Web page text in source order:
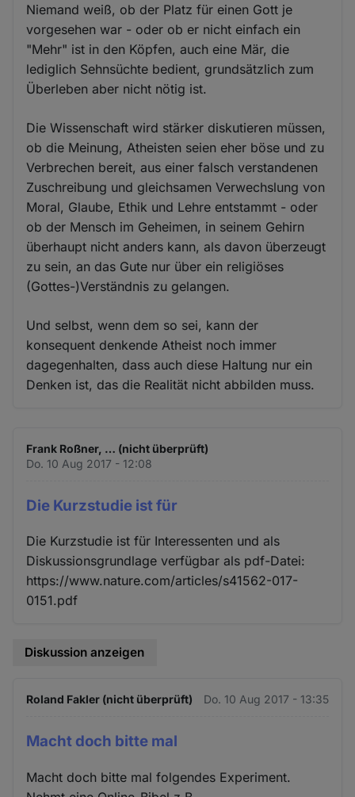
Niemand weiß, ob der Platz für einen Gott je
vorgesehen war - oder ob er nicht einfach ein
"Mehr" ist in den Köpfen, auch eine Mär, die
lediglich Sehnsüchte bedient, grundsätzlich zum
Überleben aber nicht nötig ist.
Die Wissenschaft wird stärker diskutieren müssen,
ob die Meinung, Atheisten seien eher böse und zu
Verbrechen bereit, aus einer falsch verstandenen
Zuschreibung und gleichsamen Verwechslung von
Moral, Glaube, Ethik und Lehre entstammt - oder
ob der Mensch im Geheimen, in seinem Gehirn
überhaupt nicht anders kann, als davon überzeugt
zu sein, an das Gute nur über ein religiöses
(Gottes-)Verständnis zu gelangen.
Und selbst, wenn dem so sei, kann der
konsequent denkende Atheist noch immer
dagegenhalten, dass auch diese Haltung nur ein
Denken ist, das die Realität nicht abbilden muss.
Frank Roßner, … (nicht überprüft)
Do. 10 Aug 2017 - 12:08
Die Kurzstudie ist für
Die Kurzstudie ist für Interessenten und als
Diskussionsgrundlage verfügbar als pdf-Datei:
https://www.nature.com/articles/s41562-017-
0151.pdf
Diskussion anzeigen
Roland Fakler (nicht überprüft) Do. 10 Aug 2017 - 13:35
Macht doch bitte mal
Macht doch bitte mal folgendes Experiment.